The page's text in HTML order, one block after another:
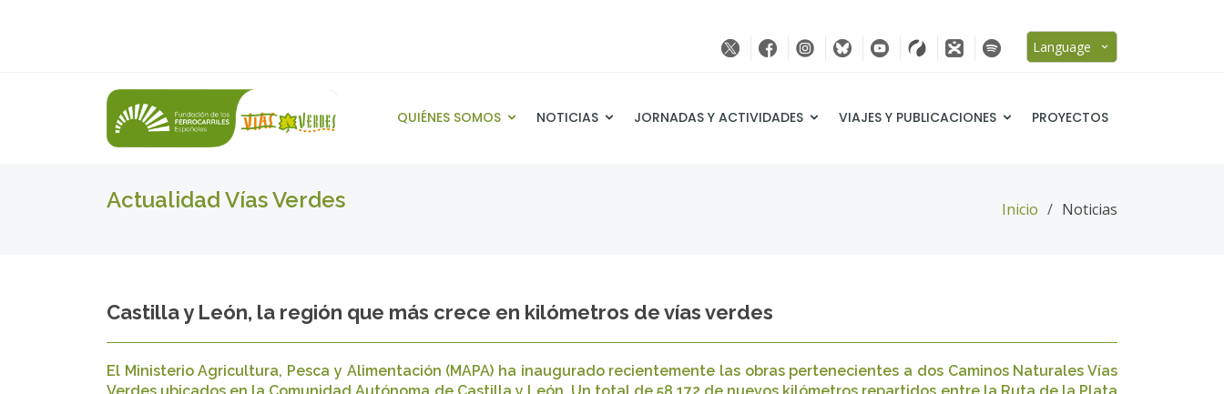
Language
QUIÉNES SOMOS NOTICIAS JORNADAS Y ACTIVIDADES VIAJES Y PUBLICACIONES PROYECTOS
Actualidad Vías Verdes Inicio Noticias
Castilla y León, la región que más crece en kilómetros de vías verdes
El Ministerio Agricultura, Pesca y Alimentación (MAPA) ha inaugurado recientemente las obras pertenecientes a dos Caminos Naturales Vías